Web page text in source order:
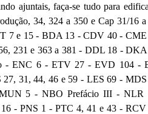
ajuntais, faça-se tudo para
34, 324 a 350 e Cap 31/16
7 e 15 - BDA 13 - CDV 40 -
231 e 363 a 381 - DDL 18 -
- ENC 6 - ETV 27 - EVD 104 -
27, 31, 44, 46 e 59 - LES 69 -
5 - NBO Prefácio III - NLR
- PNS 1 - PTC 4, 41 e 43 -